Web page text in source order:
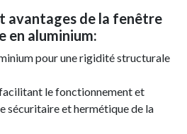
avantages de la fenêtre
en aluminium:
pour une rigidité structurale
le fonctionnement et
sécuritaire et hermétique de la